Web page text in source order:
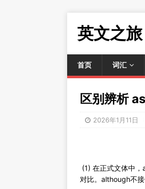
英文之旅
首页 词汇
区别辨析
2026年1月11日
(1) 在正式文体中
对比。although不接